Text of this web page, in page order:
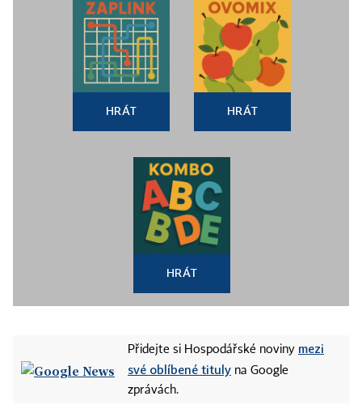
HRÁT HRÁT
HRÁT
Přidejte si Hospodářské noviny mezi
své oblíbené tituly na Google
zprávách.